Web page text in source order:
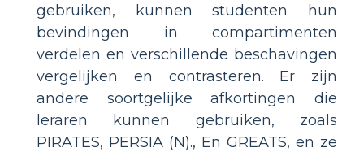
gebruiken, kunnen studenten hun
bevindingen in compartimenten
verdelen en verschillende beschavingen
vergelijken en contrasteren. Er zijn
andere soortgelijke afkortingen die
leraren kunnen gebruiken, zoals
PIRATES, PERSIA (N)., En GREATS, en ze